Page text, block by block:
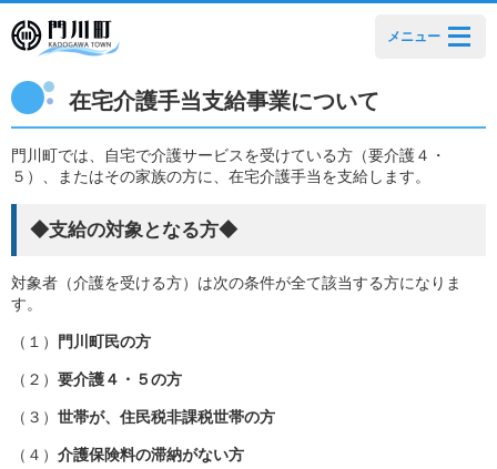
メニュー
在宅介護手当支給事業について
門川町では、自宅で介護サービスを受けている方（要介護４・
５）、またはその家族の方に、在宅介護手当を支給します。
◆支給の対象となる方◆
対象者（介護を受ける方）は次の条件が全て該当する方になりま
す。
（１） 門川町民の方
（２） 要介護４・５の方
（３） 世帯が、住民税非課税世帯の方
（４） 介護保険料の滞納がない方